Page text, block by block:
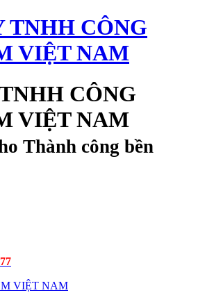
CÔNG
VIỆT NAM
Thành công bền